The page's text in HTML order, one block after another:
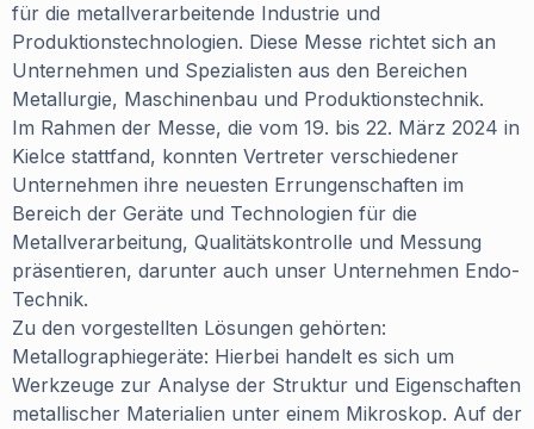
für die metallverarbeitende Industrie und
Produktionstechnologien. Diese Messe richtet sich an
Unternehmen und Spezialisten aus den Bereichen
Metallurgie, Maschinenbau und Produktionstechnik.
Im Rahmen der Messe, die vom 19. bis 22. März 2024 in
Kielce stattfand, konnten Vertreter verschiedener
Unternehmen ihre neuesten Errungenschaften im
Bereich der Geräte und Technologien für die
Metallverarbeitung, Qualitätskontrolle und Messung
präsentieren, darunter auch unser Unternehmen Endo-
Technik.
Zu den vorgestellten Lösungen gehörten:
Metallographiegeräte: Hierbei handelt es sich um
Werkzeuge zur Analyse der Struktur und Eigenschaften
metallischer Materialien unter einem Mikroskop. Auf der